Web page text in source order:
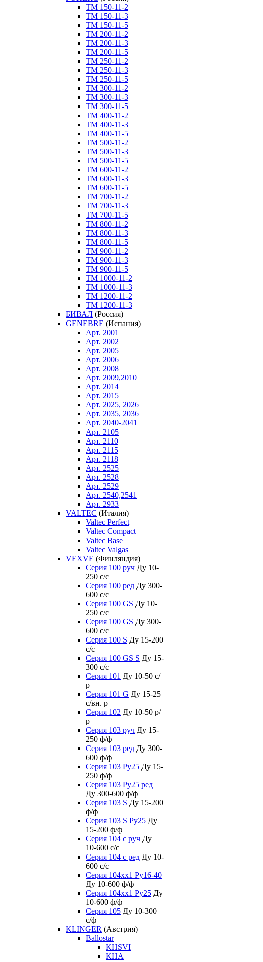
ТM 150-11-2
ТM 150-11-3
ТM 150-11-5
ТM 200-11-2
ТM 200-11-3
ТM 200-11-5
ТM 250-11-2
ТM 250-11-3
ТM 250-11-5
ТM 300-11-2
ТM 300-11-3
ТM 300-11-5
ТM 400-11-2
ТM 400-11-3
ТM 400-11-5
ТM 500-11-2
ТM 500-11-3
ТM 500-11-5
ТM 600-11-2
ТM 600-11-3
ТM 600-11-5
ТM 700-11-2
ТM 700-11-3
ТM 700-11-5
ТM 800-11-2
ТM 800-11-3
ТM 800-11-5
ТM 900-11-2
ТM 900-11-3
ТM 900-11-5
ТM 1000-11-2
ТM 1000-11-3
ТM 1200-11-2
ТM 1200-11-3
БИВАЛ (Россия)
GENEBRE (Испания)
Арт. 2001
Арт. 2002
Арт. 2005
Арт. 2006
Арт. 2008
Арт. 2009,2010
Арт. 2014
Арт. 2015
Арт. 2025, 2026
Арт. 2035, 2036
Арт. 2040-2041
Арт. 2105
Арт. 2110
Арт. 2115
Арт. 2118
Арт. 2525
Арт. 2528
Арт. 2529
Арт. 2540,2541
Арт. 2933
VALTEC (Италия)
Valtec Perfect
Valtec Compact
Valtec Base
Valtec Valgas
VEXVE (Финляндия)
Серия 100 руч Ду 10-
250 c/c
Серия 100 ред Ду 300-
600 c/c
Серия 100 GS Ду 10-
250 c/c
Серия 100 GS Ду 300-
600 c/c
Серия 100 S Ду 15-200
c/c
Серия 100 GS S Ду 15-
300 c/c
Серия 101 Ду 10-50 с/
р
Серия 101 G Ду 15-25
с/вн. р
Серия 102 Ду 10-50 р/
р
Серия 103 руч Ду 15-
250 ф/ф
Серия 103 ред Ду 300-
600 ф/ф
Серия 103 Ру25 Ду 15-
250 ф/ф
Серия 103 Ру25 ред
Ду 300-600 ф/ф
Серия 103 S Ду 15-200
ф/ф
Серия 103 S Ру25 Ду
15-200 ф/ф
Серия 104 с руч Ду
10-600 с/с
Серия 104 с ред Ду 10-
600 с/с
Серия 104xx1 Ру16-40
Ду 10-600 ф/ф
Серия 104xx1 Ру25 Ду
10-600 ф/ф
Серия 105 Ду 10-300
с/ф
KLINGER (Австрия)
Ballostar
KHSVI
KHA